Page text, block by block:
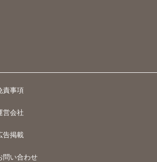
責事項
営会社
告掲載
問い合わせ